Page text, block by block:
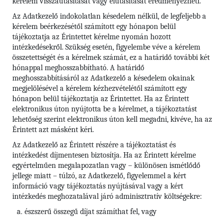
Az Adatkezelő indokolatlan késedelem nélkül, de legfeljebb a
kérelem beérkezésétől számított egy hónapon belül
tájékoztatja az Érintettet kérelme nyomán hozott
intézkedésekről. Szükség esetén, figyelembe véve a kérelem
összetettségét és a kérelmek számát, ez a határidő további két
hónappal meghosszabbítható. A határidő
meghosszabbításáról az Adatkezelő a késedelem okainak
megjelölésével a kérelem kézhezvételétől számított egy
hónapon belül tájékoztatja az Érintettet. Ha az Érintett
elektronikus úton nyújtotta be a kérelmet, a tájékoztatást
lehetőség szerint elektronikus úton kell megadni, kivéve, ha az
Érintett azt másként kéri.
Az Adatkezelő az Érintett részére a tájékoztatást és
intézkedést díjmentesen biztosítja. Ha az Érintett kérelme
egyértelműen megalapozatlan vagy – különösen ismétlődő
jellege miatt – túlzó, az Adatkezelő, figyelemmel a kért
információ vagy tájékoztatás nyújtásával vagy a kért
intézkedés meghozatalával járó adminisztratív költségekre:
észszerű összegű díjat számíthat fel, vagy